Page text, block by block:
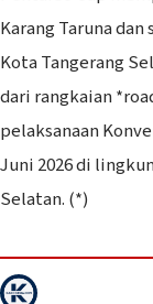
Karang Taruna
Kota Tangerang
dari rangkaian
pelaksanaan
Juni 2026 di
Selatan. (*)